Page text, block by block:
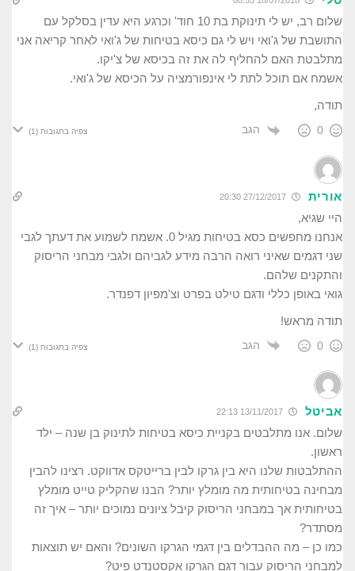
שלום רב, יש לי תינוקת בת 10 חוד' וכרגע היא עדין בסלקל עם
התושבת של ג'ואי ויש לי גם כיסא בטיחות של ג'ואי לאחר קריאה אני
מתלבטת האם להחליף לה את זה בכיסא של צ'יקו.
אשמח אם תוכל לתת לי אינפורמציה על הכיסא של ג'ואי.
תודה,
0 הגב צפיה בתגובות (1)
אורית 27/12/2017 20:30
היי שגיא,
אנחנו מחפשים כסא בטיחות מגיל 0. אשמח לשמוע את דעתך לגבי
שני דגמים שאיני רואה הרבה מידע לגביהם ולגבי מבחני הריסוק
והתקנים שלהם.
גואי באופן כללי ודגם טילט בפרט וצ'מפיון דפנדר.
תודה מראש!
0 הגב צפיה בתגובות (1)
אביטל 13/11/2017 22:13
שלום. אנו מתלבטים בקניית כיסא בטיחות לתינוק בן שנה – ילד
ראשון.
ההתלבטות שלנו היא בין גרקו לבין ברייטקס אדווקט. רצינו להבין
מבחינה בטיחותית מה מומלץ יותר? הבנו שהקליק טייט מומלץ
בטיחותית אך במבחני הריסוק קיבל ציונים נמוכים יותר – איך זה
מסתדר?
כמו כן – מה ההבדלים בין דגמי הגרקו השונים? והאם יש תוצאות
למבחני הריסוק עבור דגם הגרקו אקסטנדט פיט?